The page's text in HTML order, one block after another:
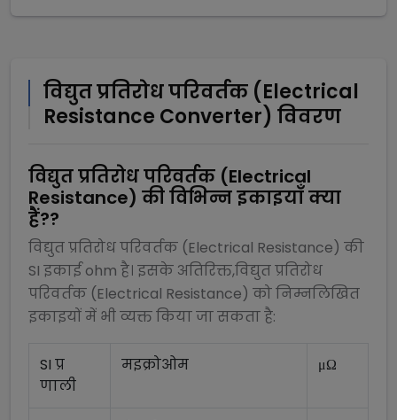
विद्युत प्रतिरोध परिवर्तक (Electrical
Resistance Converter) विवरण
विद्युत प्रतिरोध परिवर्तक (Electrical
Resistance) की विभिन्न इकाइयाँ क्या
हैं??
विद्युत प्रतिरोध परिवर्तक (Electrical Resistance) की
SI इकाईohm है। इसके अतिरिक्त,विद्युत प्रतिरोध
परिवर्तक (Electrical Resistance) को निम्नलिखित
इकाइयों में भी व्यक्त किया जा सकता है:
SI प्र
णाली
मइक्रोओम μΩ